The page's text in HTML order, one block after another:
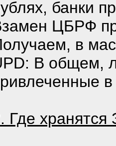
банки
ЦБРФ
в
В общем,
в
Где хранятся